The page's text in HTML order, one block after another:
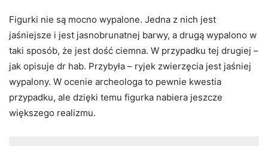
Figurki nie są mocno wypalone. Jedna z nich jest
jaśniejsze i jest jasnobrunatnej barwy, a drugą wypalono w
taki sposób, że jest dość ciemna. W przypadku tej drugiej –
jak opisuje dr hab. Przybyła – ryjek zwierzęcia jest jaśniej
wypalony. W ocenie archeologa to pewnie kwestia
przypadku, ale dzięki temu figurka nabiera jeszcze
większego realizmu.